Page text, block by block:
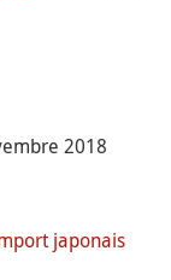
2018
japonais